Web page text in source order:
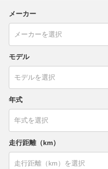
メーカー
モデル
年式
走行距離（km）